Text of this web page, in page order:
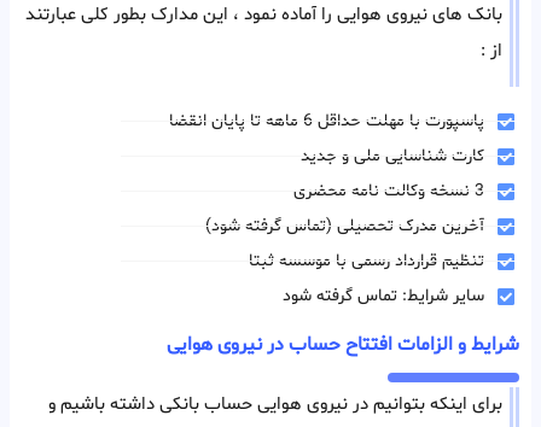
بانک های نیروی هوایی را آماده نمود ، این مدارک بطور کلی عبارتند
از :
پاسپورت با مهلت حداقل 6 ماهه تا پایان انقضا
کارت شناسایی ملی و جدید
3 نسخه وکالت نامه محضری
آخرین مدرک تحصیلی (تماس گرفته شود)
تنظیم قرارداد رسمی با موسسه ثبتا
سایر شرایط: تماس گرفته شود
شرایط و الزامات افتتاح حساب در نیروی هوایی
برای اینکه بتوانیم در نیروی هوایی حساب بانکی داشته باشیم و